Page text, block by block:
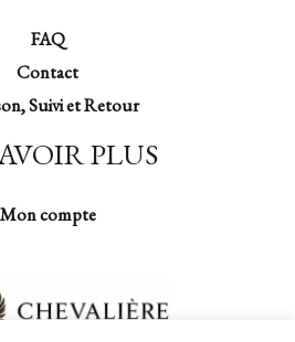
FAQ
Contact
Suivi et Retour
PLUS
Mon compte